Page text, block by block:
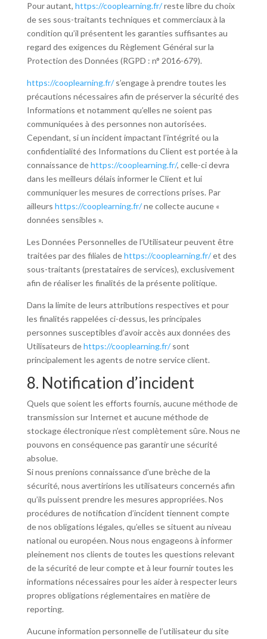
Pour autant, https://cooplearning.fr/reste libre du choix
de ses sous-traitants techniques et commerciaux à la
condition qu’il présentent les garanties suffisantes au
regard des exigences du Règlement Général sur la
Protection des Données (RGPD : n° 2016-679).
https://cooplearning.fr/s’engage à prendre toutes les
précautions nécessaires afin de préserver la sécurité des
Informations et notamment qu’elles ne soient pas
communiquées à des personnes non autorisées.
Cependant, si un incident impactant l’intégrité ou la
confidentialité des Informations du Client est portée à la
connaissance dehttps://cooplearning.fr/, celle-ci devra
dans les meilleurs délais informer le Client et lui
communiquer les mesures de corrections prises. Par
ailleurs https://cooplearning.fr/ne collecte aucune «
données sensibles ».
Les Données Personnelles de l’Utilisateur peuvent être
traitées par des filiales dehttps://cooplearning.fr/et des
sous-traitants (prestataires de services), exclusivement
afin de réaliser les finalités de la présente politique.
Dans la limite de leurs attributions respectives et pour
les finalités rappelées ci-dessus, les principales
personnes susceptibles d’avoir accès aux données des
Utilisateurs dehttps://cooplearning.fr/sont
principalement les agents de notre service client.
8. Notification d’incident
Quels que soient les efforts fournis, aucune méthode de
transmission sur Internet et aucune méthode de
stockage électronique n’est complètement sûre. Nous ne
pouvons en conséquence pas garantir une sécurité
absolue.
Si nous prenions connaissance d’une brèche de la
sécurité, nous avertirions les utilisateurs concernés afin
qu’ils puissent prendre les mesures appropriées. Nos
procédures de notification d’incident tiennent compte
de nos obligations légales, qu’elles se situent au niveau
national ou européen. Nous nous engageons à informer
pleinement nos clients de toutes les questions relevant
de la sécurité de leur compte et à leur fournir toutes les
informations nécessaires pour les aider à respecter leurs
propres obligations réglementaires en matière de
reporting.
Aucune information personnelle de l’utilisateur du site